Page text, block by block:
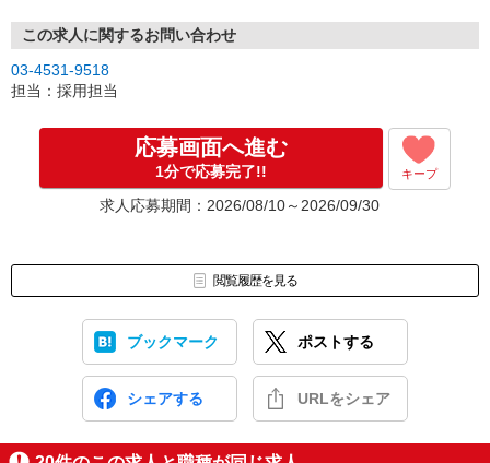
お手数ですがメール設定にて《＠netsave.co.jp》のドメインをご登
録ください。
▼登録面談・お仕事の紹介
平日 9：30〜18：00
▼職場見学後、就業スタート！
実際の職場を見学してからお仕事が決められます！
【ご就業いただく前に不安や疑問を直接担当者に聞けるチャンスで
ご就業後も弊社スタッフが全力でサポートさせて頂きます！
この求人に関するお問い合わせ
03-4531-9518
担当：採用担当
応募画面へ進む
1分で応募完了!! キープ
求人応募期間：2026/08/10～2026/09/30
閲覧履歴を見る
ブックマーク ポストする
シェアする URLをシェア